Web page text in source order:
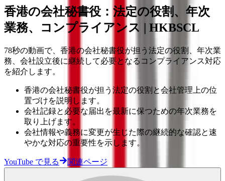
香港の会社秘書役：法定の役割、年次
業務、コンプライアンス | HKBSCL
78秒の動画で、香港の会社秘書役が担う法定の役割、年次業
務、会社設立後に継続して必要となるコンプライアンス対応
を紹介します。
香港の会社秘書役が担う法定の役割と会社管理上の位
置づけを説明します。
会社記録と必要な届出を最新に保つための年次業務を
取り上げます。
会社情報や義務に変更が生じた際の継続的な確認と速
やかな対応の重要性を示します。
YouTube で見る 関連ページ